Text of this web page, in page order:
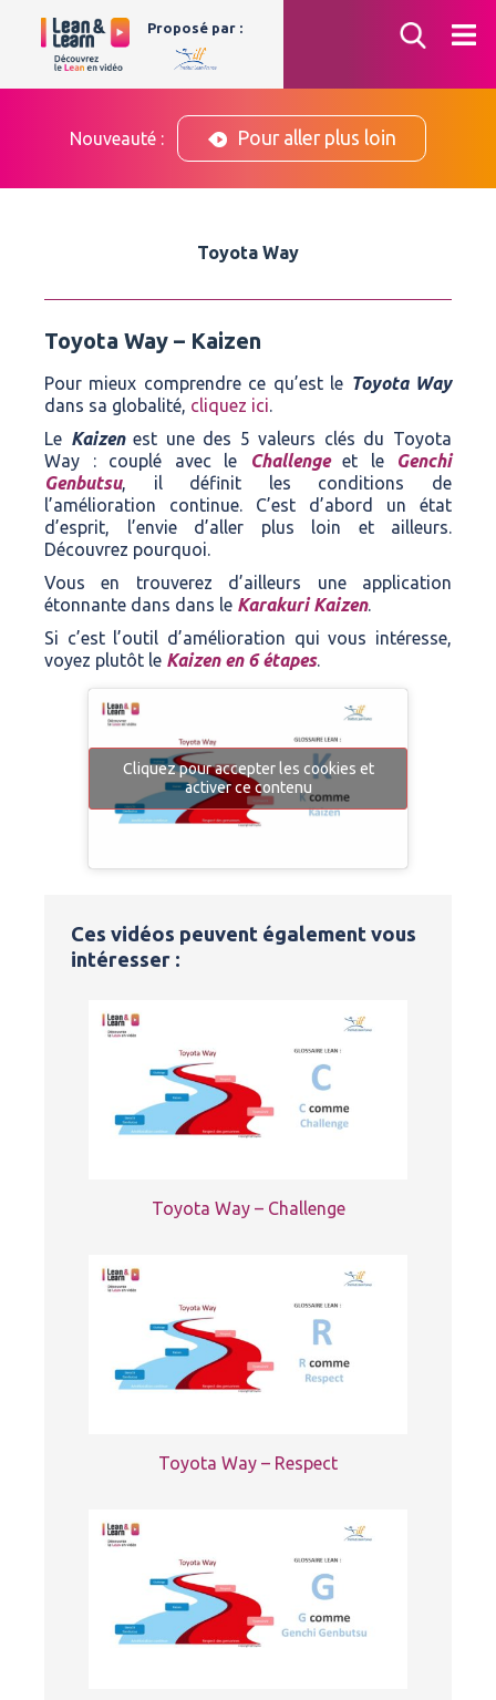
contenu
Proposé par :
Nouveauté : Pour aller plus loin
Toyota Way
Toyota Way – Kaizen
Pour mieux comprendre ce qu’est le Toyota Way
dans sa globalité, cliquez ici
Le Kaizenest une des 5 valeurs clés du Toyota
Way : couplé avec le
Challengeet le
Genchi
Genbutsu, il définit les conditions de
l’amélioration continue. C’est d’abord un état
d’esprit, l’envie d’aller plus loin et ailleurs.
Découvrez pourquoi.
Vous en trouverez d’ailleurs une application
étonnante dans dans le Karakuri Kaizen.
Si c’est l’outil d’amélioration qui vous intéresse,
voyez plutôt le Kaizen en 6 étapes.
Cliquez pour accepter les cookies et
activer ce contenu
Ces vidéos peuvent également vous
intéresser :
Toyota Way – Challenge
Toyota Way – Respect